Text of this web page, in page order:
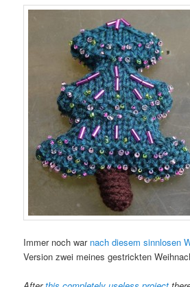
Immer noch war nach diesem sinnlosen
Version zwei meines gestrickten